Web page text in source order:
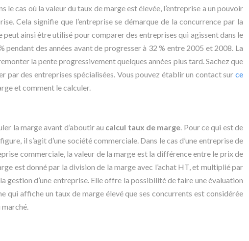
cas où la valeur du taux de marge est élevée, l’entreprise a un pouvoir
Cela signifie que l’entreprise se démarque de la concurrence par la
ainsi être utilisé pour comparer des entreprises qui agissent dans le
des années avant de progresser à 32 % entre 2005 et 2008. La
la pente progressivement quelques années plus tard. Sachez que
des entreprises spécialisées. Vous pouvez établir un contact sur ce
et comment le calculer.
la marge avant d’aboutir au calcul taux de marge. Pour ce qui est de
il s’agit d’une société commerciale. Dans le cas d’une entreprise de
commerciale, la valeur de la marge est la différence entre le prix de
est donné par la division de la marge avec l’achat HT, et multiplié par
gestion d’une entreprise. Elle offre la possibilité de faire une évaluation
qui affiche un taux de marge élevé que ses concurrents est considérée